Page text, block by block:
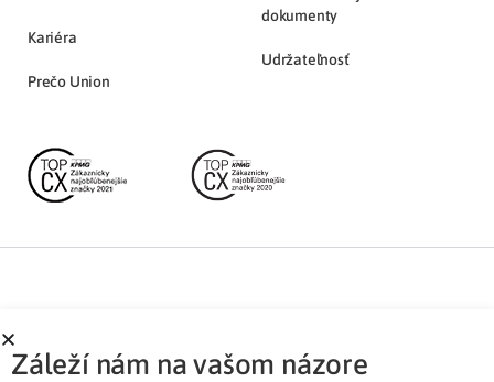
Kariéra
Prečo Union
dokumenty
Udržateľnosť
Partnerská zóna Ochrana osobných údajov
Záleží nám na vašom názore